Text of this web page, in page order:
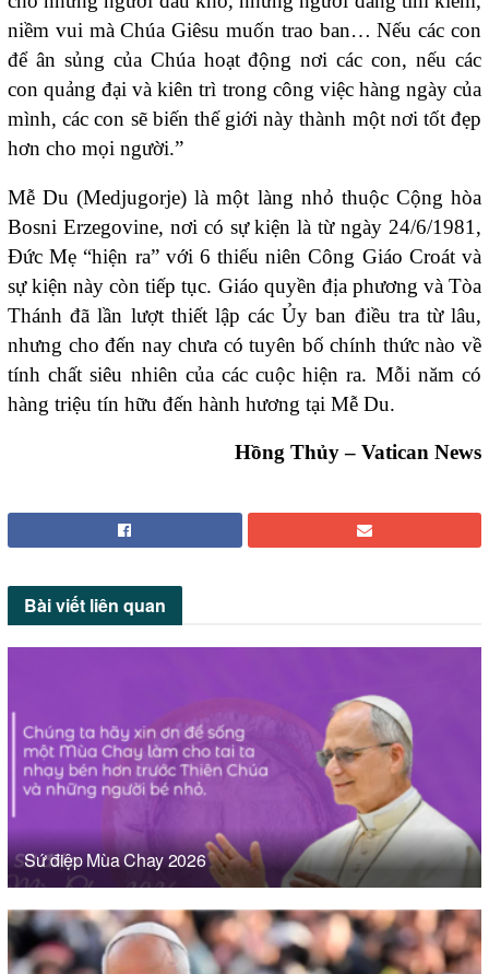
niềm vui mà Chúa Giêsu muốn trao ban… Nếu các con
để ân sủng của Chúa hoạt động nơi các con, nếu các
con quảng đại và kiên trì trong công việc hàng ngày của
mình, các con sẽ biến thế giới này thành một nơi tốt đẹp
hơn cho mọi người.”
Mễ Du (Medjugorje) là một làng nhỏ thuộc Cộng hòa
Bosni Erzegovine, nơi có sự kiện là từ ngày 24/6/1981,
Đức Mẹ “hiện ra” với 6 thiếu niên Công Giáo Croát và
sự kiện này còn tiếp tục. Giáo quyền địa phương và Tòa
Thánh đã lần lượt thiết lập các Ủy ban điều tra từ lâu,
nhưng cho đến nay chưa có tuyên bố chính thức nào về
tính chất siêu nhiên của các cuộc hiện ra. Mỗi năm có
hàng triệu tín hữu đến hành hương tại Mễ Du.
Hồng Thủy – Vatican News
Bài viết liên quan
Sứ điệp Mùa Chay 2026